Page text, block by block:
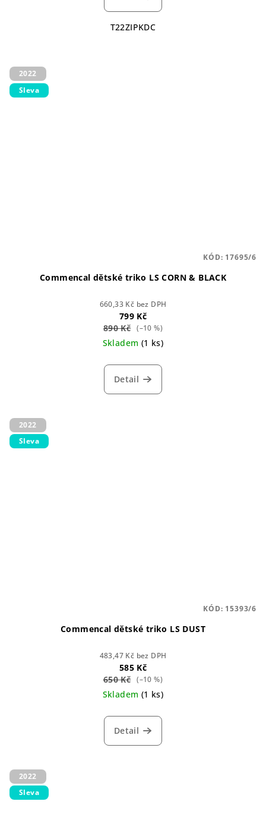
T22ZIPKDC
2022
Sleva
Commencal dětské triko LS CORN & BLACK
660,33 Kč bez DPH
799 Kč
890 Kč (–10 %)
Skladem (1 ks)
Detail
KÓD: 17695/6
2022
Sleva
Commencal dětské triko LS DUST
483,47 Kč bez DPH
585 Kč
650 Kč (–10 %)
Skladem (1 ks)
Detail
KÓD: 15393/6
2022
Sleva